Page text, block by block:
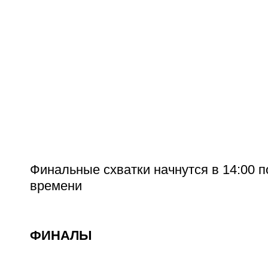
Финальные схватки начнутся в 14:00
времени
ФИНАЛЫ